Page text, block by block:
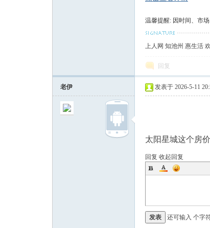
温馨提醒: 因时间、市
上人网 知池州 惠生活
回复
老伊 发表于 2026-5-11
太阳星城这个房
回复 收起回复
发表 还可输入 个字